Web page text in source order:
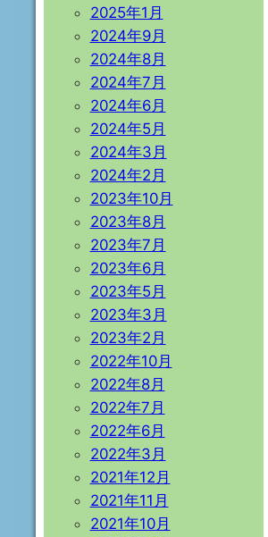
2025年1月
2024年9月
2024年8月
2024年7月
2024年6月
2024年5月
2024年3月
2024年2月
2023年10月
2023年8月
2023年7月
2023年6月
2023年5月
2023年3月
2023年2月
2022年10月
2022年8月
2022年7月
2022年6月
2022年3月
2021年12月
2021年11月
2021年10月